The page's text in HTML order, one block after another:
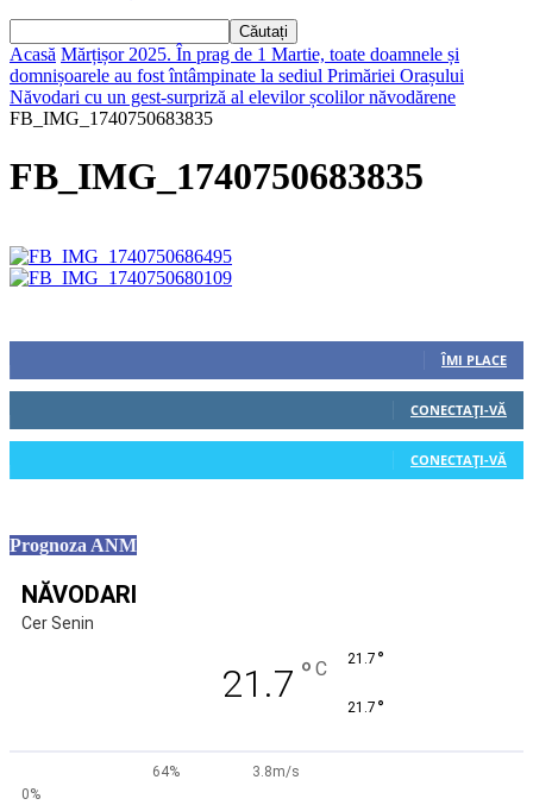
Acasă Mărțișor 2025. În prag de 1 Martie, toate doamnele și
domnișoarele au fost întâmpinate la sediul Primăriei Orașului
Năvodari cu un gest-surpriză al elevilor școlilor năvodărene
FB_IMG_1740750683835
FB_IMG_1740750683835
ÎMI PLACE
CONECTAȚI-VĂ
CONECTAȚI-VĂ
Prognoza ANM
NĂVODARI
Cer Senin
21.7 ° C 21.7 °
21.7 °
64%
3.8m/s
0%